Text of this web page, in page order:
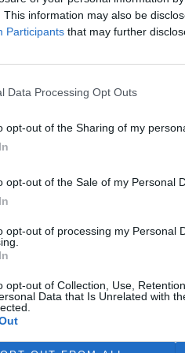
This information may also be
Participants that may further
Data Processing Opt Outs
opt-out of the Sharing of my
opt-out of the Sale of my Personal
opt-out of processing my Personal
opt-out of Collection, Use,
Data that Is Unrelated with
Důvodů je celá řada.
zdrojem?
Pan Brezina uvádí: "Jako
Batelka vodu a vzduch.
k diskusi o životním
případech jde totiž o zdroje
nemizejí."
s Klausem
(EkoList 24. února),
ochrání trh
cílených manipulací", které
Netrpím žádným zvláštním